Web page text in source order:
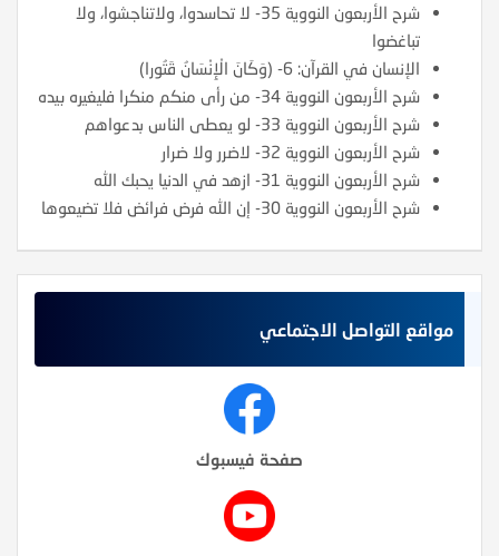
شرح الأربعون النووية 35- لا تحاسدوا، ولاتناجشوا، ولا
تباغضوا
الإنسان في القرآن: 6- (وَكَانَ الْإِنْسَانُ قَتُورا)
شرح الأربعون النووية 34- من رأى منكم منكرا فليغيره بيده
شرح الأربعون النووية 33- لو يعطى الناس بدعواهم
شرح الأربعون النووية 32- لاضرر ولا ضرار
شرح الأربعون النووية 31- ازهد في الدنيا يحبك الله
شرح الأربعون النووية 30- إن الله فرض فرائض فلا تضيعوها
مواقع التواصل الاجتماعي
صفحة فيسبوك